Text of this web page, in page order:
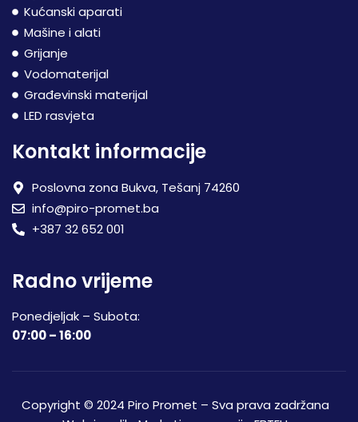
Kućanski aparati
Mašine i alati
Grijanje
Vodomaterijal
Građevinski materijal
LED rasvjeta
Kontakt informacije
Poslovna zona Bukva, Tešanj 74260
info@piro-promet.ba
+387 32 652 001
Radno vrijeme
Ponedjeljak – Subota:
07:00 – 16:00
Copyright © 2024 Piro Promet – Sva prava zadržana